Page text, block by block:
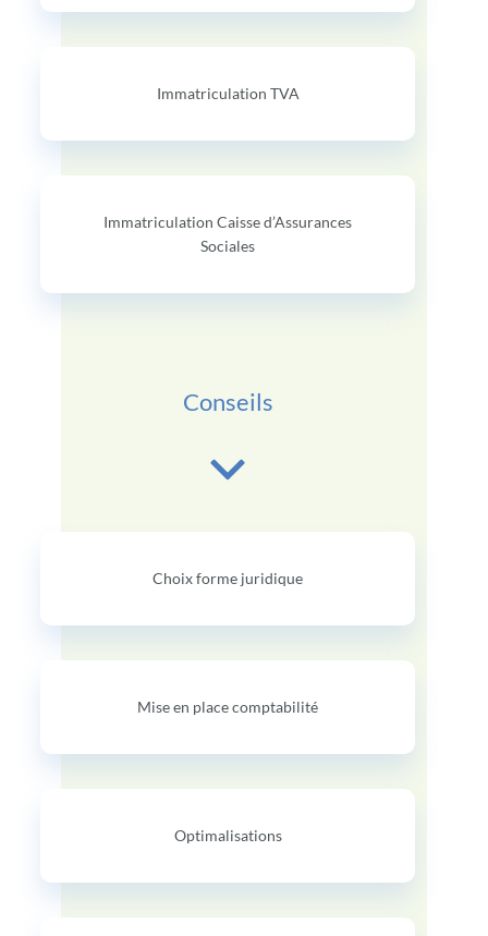
Immatriculation TVA
Immatriculation Caisse d’Assurances
Sociales
Conseils
Choix forme juridique
Mise en place comptabilité
Optimalisations